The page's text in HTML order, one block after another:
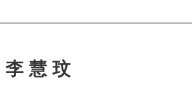
李慧玟